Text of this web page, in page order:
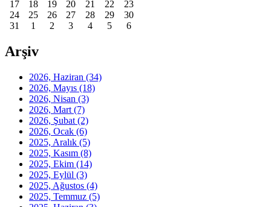
17
18 19 20 21 22
23
24
25 26 27 28 29
30
31
1 2 3 4 5 6
Arşiv
2026, Haziran (34)
2026, Mayıs (18)
2026, Nisan (3)
2026, Mart (7)
2026, Şubat (2)
2026, Ocak (6)
2025, Aralık (5)
2025, Kasım (8)
2025, Ekim (14)
2025, Eylül (3)
2025, Ağustos (4)
2025, Temmuz (5)